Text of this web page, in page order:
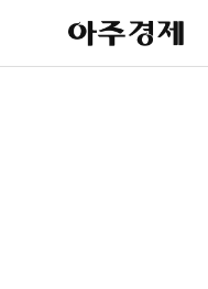
아
주
제